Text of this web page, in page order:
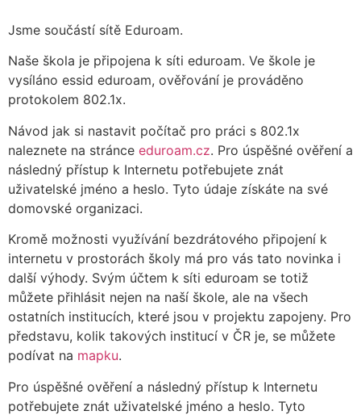
Jsme součástí sítě Eduroam.
Naše škola je připojena k síti eduroam. Ve škole je
vysíláno essid eduroam, ověřování je prováděno
protokolem 802.1x.
Návod jak si nastavit počítač pro práci s 802.1x
naleznete na stránce eduroam.cz. Pro úspěšné ověření a
následný přístup k Internetu potřebujete znát
uživatelské jméno a heslo. Tyto údaje získáte na své
domovské organizaci.
Kromě možnosti využívání bezdrátového připojení k
internetu v prostorách školy má pro vás tato novinka i
další výhody. Svým účtem k síti eduroam se totiž
můžete přihlásit nejen na naší škole, ale na všech
ostatních institucích, které jsou v projektu zapojeny. Pro
představu, kolik takových institucí v ČR je, se můžete
podívat na mapku.
Pro úspěšné ověření a následný přístup k Internetu
potřebujete znát uživatelské jméno a heslo. Tyto